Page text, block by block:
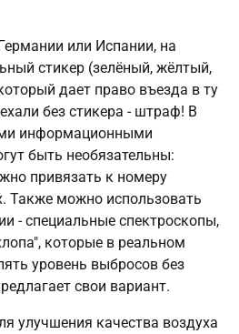
или Испании, на
стикер (зелёный, жёлтый,
дает право въезда в ту
без стикера - штраф! В
информационными
быть необязательны:
привязать к номеру
Также можно использовать
- специальные спектроскопы,
которые в реальном
уровень выбросов без
свои вариант.
улучшения качества воздуха